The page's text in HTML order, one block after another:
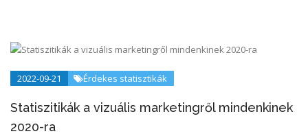
2022-09-21 Érdekes statisztikák
Statiszitikák a vizuális marketingről mindenkinek
2020-ra